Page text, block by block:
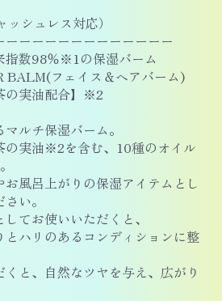
シュレス対応）
ーーーーーーーーーーーー
指数98％※1の保湿バーム
フェイス＆ヘアバーム)
の実油配合】※2
ルチ保湿バーム。
の実油※2を含む、10種のオイル
風呂上がりの保湿アイテムとし
い。
てお使いいただくと、
ハリのあるコンディションに整
と、自然なツヤを与え、広がり